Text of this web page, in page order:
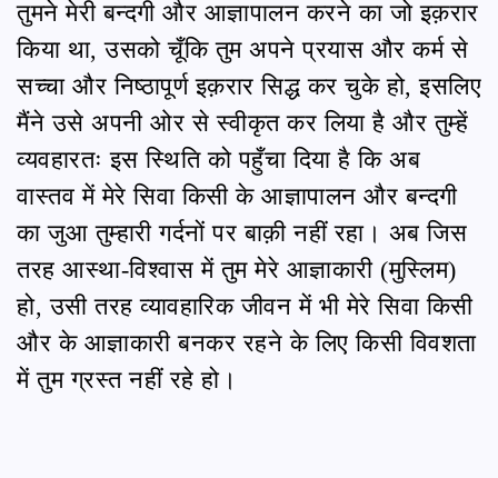
तुमने मेरी बन्दगी और आज्ञापालन करने का जो इक़रार
किया था, उसको चूँकि तुम अपने प्रयास और कर्म से
सच्चा और निष्ठापूर्ण इक़रार सिद्ध कर चुके हो, इसलिए
मैंने उसे अपनी ओर से स्वीकृत कर लिया है और तुम्हें
व्यवहारतः इस स्थिति को पहुँचा दिया है कि अब
वास्तव में मेरे सिवा किसी के आज्ञापालन और बन्दगी
का जुआ तुम्हारी गर्दनों पर बाक़ी नहीं रहा। अब जिस
तरह आस्था-विश्वास में तुम मेरे आज्ञाकारी (मुस्लिम)
हो, उसी तरह व्यावहारिक जीवन में भी मेरे सिवा किसी
और के आज्ञाकारी बनकर रहने के लिए किसी विवशता
में तुम ग्रस्त नहीं रहे हो।